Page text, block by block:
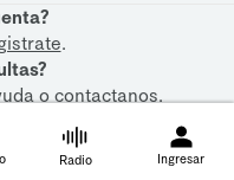
.
ocontactanos.
Radio Ingresar